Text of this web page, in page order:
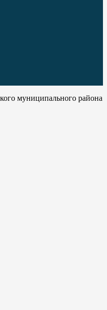
муниципального района